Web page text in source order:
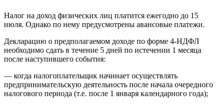
Налог на доход физических лиц платится ежегодно до 15
июля. Однако по нему предусмотрены авансовые платежи.
Декларацию о предполагаемом доходе по форме 4-НДФЛ
необходимо сдать в течение 5 дней по истечении 1 месяца
после наступившего события:
— когда налогоплательщик начинает осуществлять
предпринимательскую деятельность после начала очередного
налогового периода (т.е. после 1 января календарного года);